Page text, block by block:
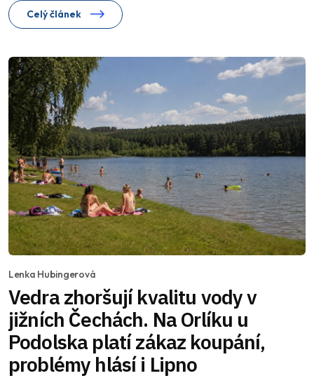
Celý článek
Lenka Hubingerová
Vedra zhoršují kvalitu vody v
jižních Čechách. Na Orlíku u
Podolska platí zákaz koupání,
problémy hlásí i Lipno